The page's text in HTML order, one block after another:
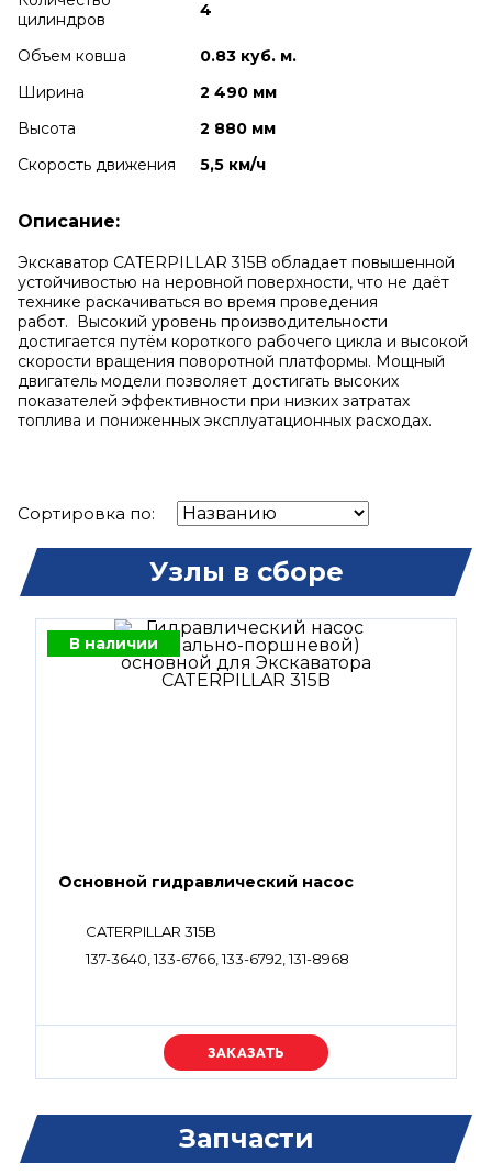
цилиндров
4
Объем ковша
0.83 куб. м.
Ширина
2 490 мм
Высота
2 880 мм
Скорость движения
5,5 км/ч
Описание:
Экскаватор CATERPILLAR 315B обладает повышенной
устойчивостью на неровной поверхности, что не даёт
технике раскачиваться во время проведения
работ. Высокий уровень производительности
достигается путём короткого рабочего цикла и высокой
скорости вращения поворотной платформы. Мощный
двигатель модели позволяет достигать высоких
показателей эффективности при низких затратах
топлива и пониженных эксплуатационных расходах.
Сортировка по:
Узлы в сборе
В наличии
Основной гидравлический насос
CATERPILLAR 315B
137-3640, 133-6766, 133-6792, 131-8968
Уточняйте цену
Запчасти